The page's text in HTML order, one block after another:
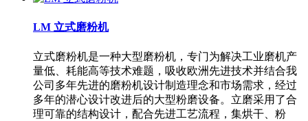
LM 立式磨粉机
立式磨粉机是一种大型磨粉机，专门为解决工业磨机产
量低、耗能高等技术难题，吸收欧洲先进技术并结合我
公司多年先进的磨粉机设计制造理念和市场需求，经过
多年的潜心设计改进后的大型粉磨设备。立磨采用了合
理可靠的结构设计，配合先进工艺流程，集烘干、粉